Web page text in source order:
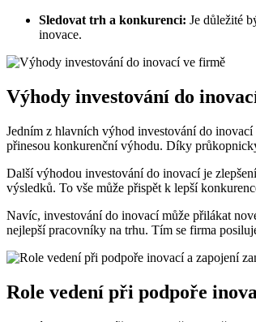
Sledovat trh a konkurenci: Je důležité
inovace.
Výhody investování do
Jedním z hlavních výhod investování do
přinesou konkurenční výhodu. Díky
Další výhodou investování do inovací je
výsledků. To vše může přispět k lepší
Navíc, investování do inovací může přilákat
nejlepší pracovníky na trhu. Tím se firma
Role vedení při podpoře